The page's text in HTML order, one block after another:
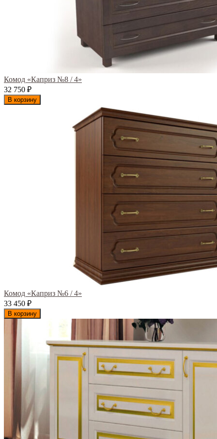
Комод «Каприз №8 / 4»
32 750 ₽
В корзину
Комод «Каприз №6 / 4»
33 450 ₽
В корзину